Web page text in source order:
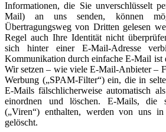
Informationen, die Sie unverschlüsselt
Mail) an uns senden, können
Übertragungsweg von Dritten gelesen
Regel auch Ihre Identität nicht
sich hinter einer E-Mail-Adresse
Kommunikation durch einfache E-Mail ist
Wir setzen – wie viele E-Mail-Anbieter –
Werbung („SPAM-Filter“) ein, die in
E-Mails fälschlicherweise automatisch
einordnen und löschen. E-Mails, die
(„Viren“) enthalten, werden von uns
gelöscht.